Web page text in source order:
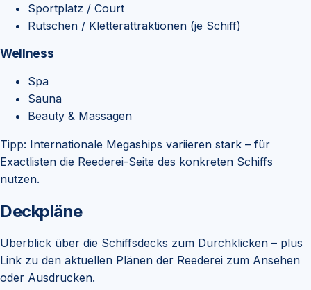
Sportplatz / Court
Rutschen / Kletterattraktionen (je Schiff)
Wellness
Spa
Sauna
Beauty & Massagen
Tipp: Internationale Megaships variieren stark – für
Exactlisten die Reederei-Seite des konkreten Schiffs
nutzen.
Deckpläne
Überblick über die Schiffsdecks zum Durchklicken – plus
Link zu den aktuellen Plänen der Reederei zum Ansehen
oder Ausdrucken.